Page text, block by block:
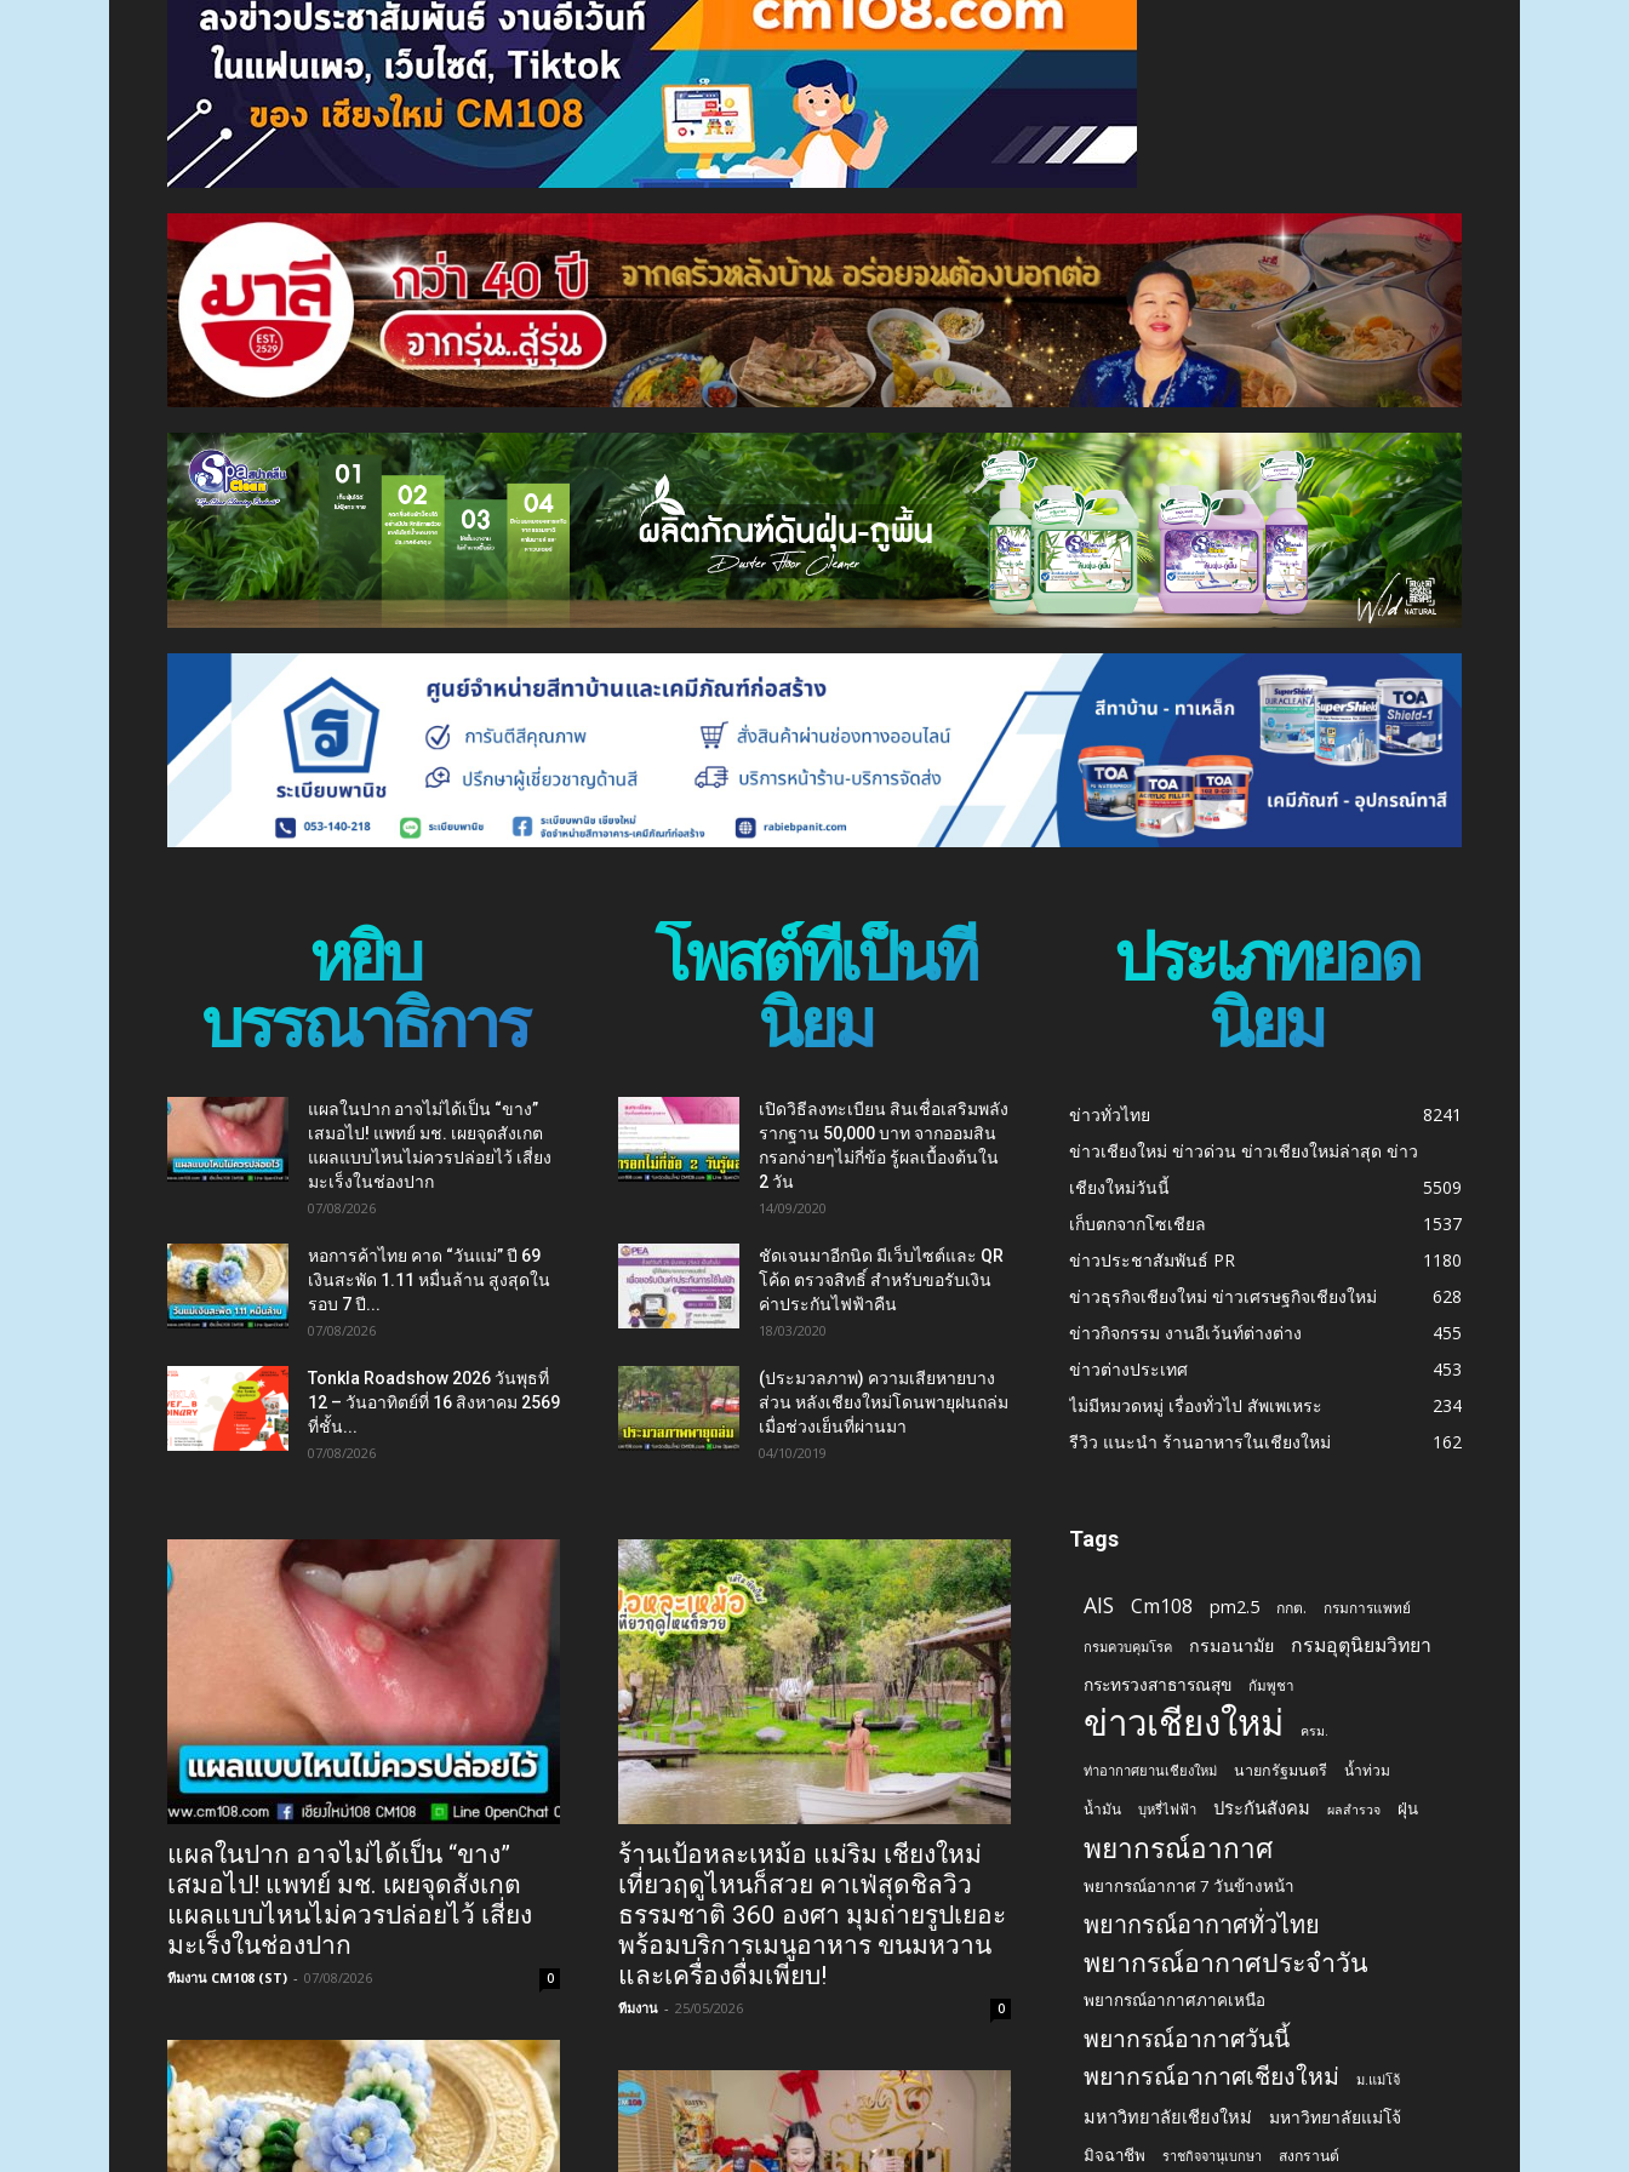
หยิบ
บรรณาธิการ
แผลในปาก อาจไม่ได้เป็น “ขาง”
เสมอไป! แพทย์ มช. เผยจุดสังเกต
แผลแบบไหนไม่ควรปล่อยไว้ เสี่ยง
มะเร็งในช่องปาก
07/08/2026
หอการค้าไทย คาด “วันแม่” ปี 69
เงินสะพัด 1.11 หมื่นล้าน สูงสุดใน
รอบ 7 ปี...
07/08/2026
Tonkla Roadshow 2026 วันพุธที่
12 – วันอาทิตย์ที่ 16 สิงหาคม 2569
ที่ชั้น...
07/08/2026
แผลในปาก อาจไม่ได้เป็น “ขาง”
เสมอไป! แพทย์ มช. เผยจุดสังเกต
แผลแบบไหนไม่ควรปล่อยไว้ เสี่ยง
มะเร็งในช่องปาก
ทีมงาน CM108 (ST) - 07/08/2026 0
โพสต์ที่เป็นที่
นิยม
เปิดวิธีลงทะเบียน สินเชื่อเสริมพลัง
รากฐาน 50,000 บาท จากออมสิน
กรอกง่ายๆไม่กี่ข้อ รู้ผลเบื้องต้นใน
2 วัน
14/09/2020
ชัดเจนมาอีกนิด มีเว็บไซต์และ QR
โค้ด ตรวจสิทธิ์ สำหรับขอรับเงิน
ค่าประกันไฟฟ้าคืน
18/03/2020
(ประมวลภาพ) ความเสียหายบาง
ส่วน หลังเชียงใหม่โดนพายุฝนถล่ม
เมื่อช่วงเย็นที่ผ่านมา
04/10/2019
ร้านเป้อหละเหม้อ แม่ริม เชียงใหม่
เที่ยวฤดูไหนก็สวย คาเฟ่สุดชิลวิว
ธรรมชาติ 360 องศา มุมถ่ายรูปเยอะ
พร้อมบริการเมนูอาหาร ขนมหวาน
และเครื่องดื่มเพียบ!
ทีมงาน - 25/05/2026 0
ประเภทยอด
นิยม
ข่าวทั่วไทย
8241
ข่าวเชียงใหม่ ข่าวด่วน ข่าวเชียงใหม่ล่าสุด ข่าว
เชียงใหม่วันนี้
5509
เก็บตกจากโซเชียล
1537
ข่าวประชาสัมพันธ์ PR
1180
ข่าวธุรกิจเชียงใหม่ ข่าวเศรษฐกิจเชียงใหม่
628
ข่าวกิจกรรม งานอีเว้นท์ต่างต่าง
455
ข่าวต่างประเทศ
453
ไม่มีหมวดหมู่ เรื่องทั่วไป สัพเพเหระ
234
รีวิว แนะนำ ร้านอาหารในเชียงใหม่
162
Tags
AIS Cm108 pm2.5 กกต. กรมการแพทย์
กรมควบคุมโรค กรมอนามัย กรมอุตุนิยมวิทยา
กระทรวงสาธารณสุข กัมพูชา
ข่าวเชียงใหม่ ครม.
ท่าอากาศยานเชียงใหม่ นายกรัฐมนตรี น้ำท่วม
น้ำมัน บุหรี่ไฟฟ้า ประกันสังคม ผลสำรวจ ฝุ่น
พยากรณ์อากาศ
พยากรณ์อากาศ 7 วันข้างหน้า
พยากรณ์อากาศทั่วไทย
พยากรณ์อากาศประจำวัน
พยากรณ์อากาศภาคเหนือ
พยากรณ์อากาศวันนี้
พยากรณ์อากาศเชียงใหม่
ม.แม่โจ้
มหาวิทยาลัยเชียงใหม่ มหาวิทยาลัยแม่โจ้
มิจฉาชีพ ราชกิจจานุเบกษา สงกรานต์